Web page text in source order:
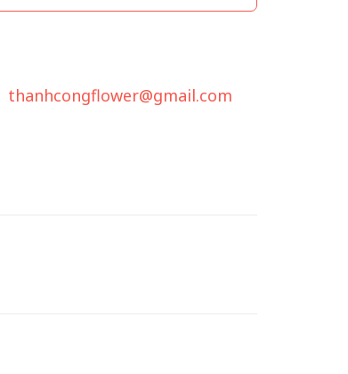
thanhcongflower@gmail.com